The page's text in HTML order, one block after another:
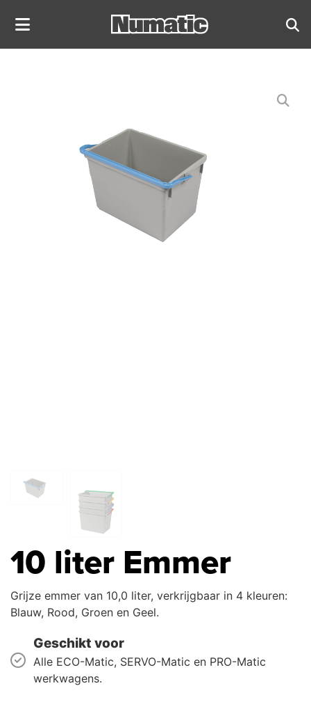
10 liter Emmer
Grijze emmer van 10,0 liter, verkrijgbaar in 4 kleuren:
Blauw, Rood, Groen en Geel.
Geschikt voor
Alle ECO-Matic, SERVO-Matic en PRO-Matic
werkwagens.